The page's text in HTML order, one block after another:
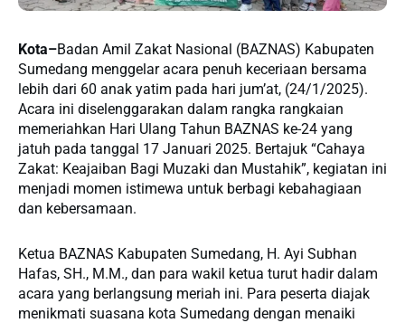
Kota–Badan Amil Zakat Nasional (BAZNAS) Kabupaten
Sumedang menggelar acara penuh keceriaan bersama
lebih dari 60 anak yatim pada hari jum’at, (24/1/2025).
Acara ini diselenggarakan dalam rangka rangkaian
memeriahkan Hari Ulang Tahun BAZNAS ke-24 yang
jatuh pada tanggal 17 Januari 2025. Bertajuk “Cahaya
Zakat: Keajaiban Bagi Muzaki dan Mustahik”, kegiatan ini
menjadi momen istimewa untuk berbagi kebahagiaan
dan kebersamaan.
Ketua BAZNAS Kabupaten Sumedang, H. Ayi Subhan
Hafas, SH., M.M., dan para wakil ketua turut hadir dalam
acara yang berlangsung meriah ini. Para peserta diajak
menikmati suasana kota Sumedang dengan menaiki